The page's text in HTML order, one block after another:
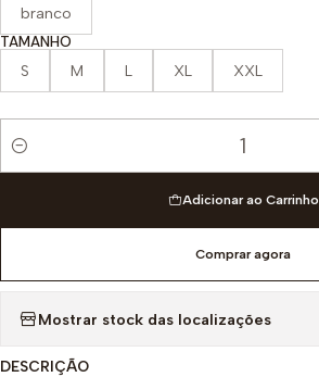
branco
TAMANHO
S M L XL XXL
Quantidade
Adicionar ao Carrinho
Comprar agora
Mostrar stock das localizações
DESCRIÇÃO